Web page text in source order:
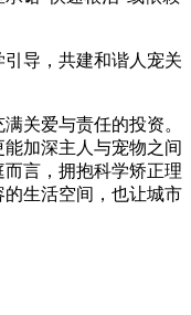
关爱与责任的投资。
加深主人与宠物之间
言，拥抱科学矫正理
生活空间，也让城市